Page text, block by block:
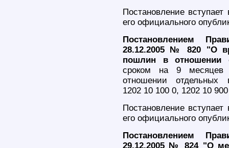
Постановление
его официального
Постановлением
28.12.2005 № 820 "О
пошлин в отношении
сроком на 9 месяцев
отношении
1202 10 100 0, 1202 10
Постановление
его официального
Постановлением
29.12.2005 № 824 "О